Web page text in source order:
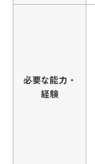
必要な能力・
経験